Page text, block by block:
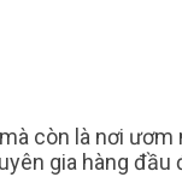
còn là nơi
gia hàng